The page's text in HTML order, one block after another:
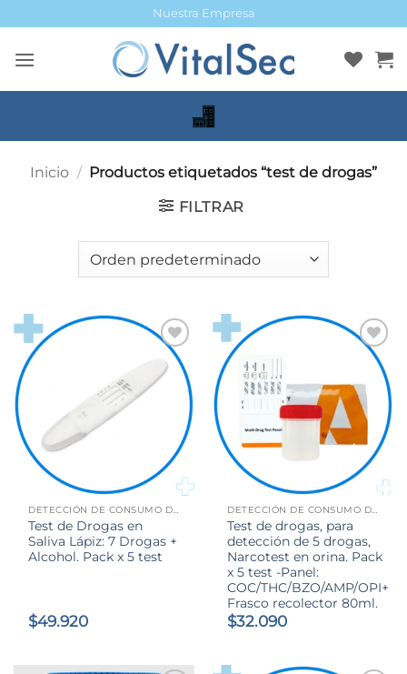
al
contenido
Nuestra Empresa
Inicio / Productos etiquetados “test de drogas”
FILTRAR
DETECCIÓN DE CONSUMO DE ALCOHOL Y DROGAS
Test de Drogas en
Saliva Lápiz: 7 Drogas +
Alcohol. Pack x 5 test
$49.920
DETECCIÓN DE CONSUMO DE ALCOHOL Y DROGAS
Test de drogas, para
detección de 5 drogas,
Narcotest en orina. Pack
x 5 test -Panel:
COC/THC/BZO/AMP/OPI+
Frasco recolector 80ml.
$32.090